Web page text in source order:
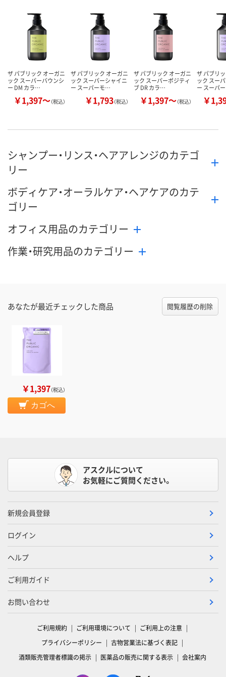
カゴへ カ
ザ パブリック オーガニ
ック スーパーバウンシ
ー DM カラ…
￥1,397～（税込）
ザ パブリック オーガニ
ック スーパーシャイニ
ー スーパーモ…
￥1,793（税込）
ザ パブリック オーガニ
ック スーパーポジティ
ブ DR カラ…
￥1,397～（税込）
ザ パブリ
ック スー
ー スーパ
￥
シャンプー・リンス・ヘアアレンジのカテゴ
リー
ボディケア・オーラルケア・ヘアケアのカテ
ゴリー
オフィス用品のカテゴリー
作業・研究用品のカテゴリー
あなたが最近チェックした商品 閲覧履歴の削除
￥1,397（税込）
カゴへ
アスクルについて
お気軽にご質問ください。
新規会員登録
ログイン
ヘルプ
ご利用ガイド
お問い合わせ
ご利用規約 ご利用環境について
ご利用上の注意
プライバシーポリシー
古物営業法に基づく表記
酒類販売管理者標識の掲示
医薬品の販売に関する表示 会社案内